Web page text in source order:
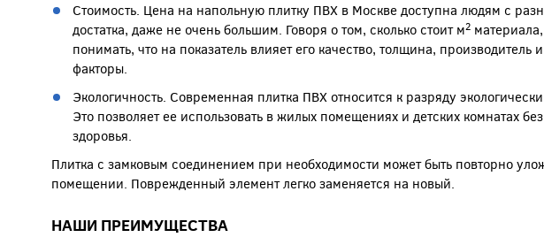
Стоимость. Цена на напольную плитку ПВХ в Москве доступна людям с
достатка, даже не очень большим. Говоря о том, сколько стоит м2
понимать, что на показатель влияет его качество, толщина, производитель
факторы.
Экологичность. Современная плитка ПВХ относится к разряду
Это позволяет ее использовать в жилых помещениях и детских комнатах
здоровья.
Плитка с замковым соединением при необходимости может быть повторно
помещении. Поврежденный элемент легко заменяется на новый.
НАШИ ПРЕИМУЩЕСТВА